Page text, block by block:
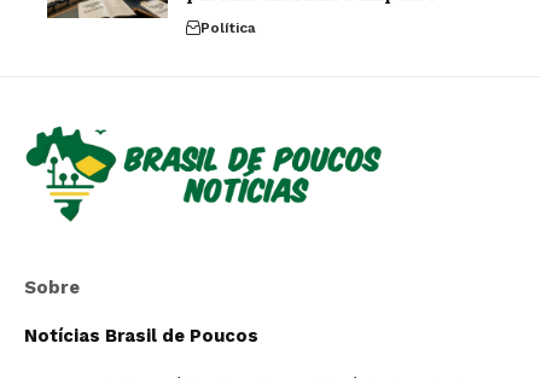
Política
Sobre
Notícias Brasil de Poucos